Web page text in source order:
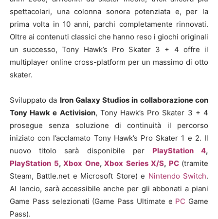
spettacolari, una colonna sonora potenziata e, per la
prima volta in 10 anni, parchi completamente rinnovati.
Oltre ai contenuti classici che hanno reso i giochi originali
un successo, Tony Hawk’s Pro Skater 3 + 4 offre il
multiplayer online cross-platform per un massimo di otto
skater.
Sviluppato da Iron Galaxy Studios in collaborazione con
Tony Hawk e Activision, Tony Hawk’s Pro Skater 3 + 4
prosegue senza soluzione di continuità il percorso
iniziato con l’acclamato Tony Hawk’s Pro Skater 1 e 2. Il
nuovo titolo sarà disponibile per PlayStation 4,
PlayStation 5, Xbox One, Xbox Series X/S, PC (tramite
Steam, Battle.net e Microsoft Store) e Nintendo Switch.
Al lancio, sarà accessibile anche per gli abbonati a piani
Game Pass selezionati (Game Pass Ultimate e PC Game
Pass).